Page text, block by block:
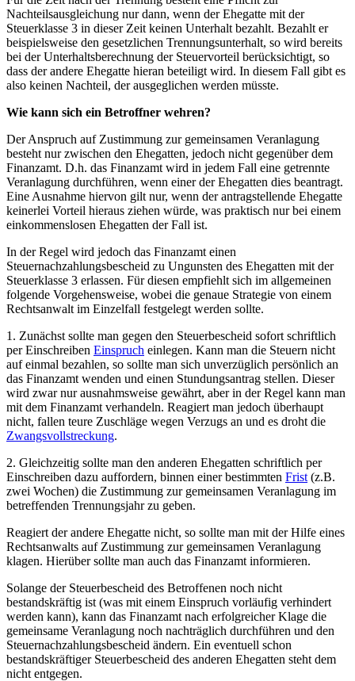
Nachteilsausgleichung nur dann, wenn der Ehegatte mit der
Steuerklasse 3 in dieser Zeit keinen Unterhalt bezahlt. Bezahlt er
beispielsweise den gesetzlichen Trennungsunterhalt, so wird bereits
bei der Unterhaltsberechnung der Steuervorteil berücksichtigt, so
dass der andere Ehegatte hieran beteiligt wird. In diesem Fall gibt es
also keinen Nachteil, der ausgeglichen werden müsste.
Wie kann sich ein Betroffner wehren?
Der Anspruch auf Zustimmung zur gemeinsamen Veranlagung
besteht nur zwischen den Ehegatten, jedoch nicht gegenüber dem
Finanzamt. D.h. das Finanzamt wird in jedem Fall eine getrennte
Veranlagung durchführen, wenn einer der Ehegatten dies beantragt.
Eine Ausnahme hiervon gilt nur, wenn der antragstellende Ehegatte
keinerlei Vorteil hieraus ziehen würde, was praktisch nur bei einem
einkommenslosen Ehegatten der Fall ist.
In der Regel wird jedoch das Finanzamt einen
Steuernachzahlungsbescheid zu Ungunsten des Ehegatten mit der
Steuerklasse 3 erlassen. Für diesen empfiehlt sich im allgemeinen
folgende Vorgehensweise, wobei die genaue Strategie von einem
Rechtsanwalt im Einzelfall festgelegt werden sollte.
1. Zunächst sollte man gegen den Steuerbescheid sofort schriftlich
per Einschreiben Einspruch einlegen. Kann man die Steuern nicht
auf einmal bezahlen, so sollte man sich unverzüglich persönlich an
das Finanzamt wenden und einen Stundungsantrag stellen. Dieser
wird zwar nur ausnahmsweise gewährt, aber in der Regel kann man
mit dem Finanzamt verhandeln. Reagiert man jedoch überhaupt
nicht, fallen teure Zuschläge wegen Verzugs an und es droht die
Zwangsvollstreckung.
2. Gleichzeitig sollte man den anderen Ehegatten schriftlich per
Einschreiben dazu auffordern, binnen einer bestimmten Frist (z.B.
zwei Wochen) die Zustimmung zur gemeinsamen Veranlagung im
betreffenden Trennungsjahr zu geben.
Reagiert der andere Ehegatte nicht, so sollte man mit der Hilfe eines
Rechtsanwalts auf Zustimmung zur gemeinsamen Veranlagung
klagen. Hierüber sollte man auch das Finanzamt informieren.
Solange der Steuerbescheid des Betroffenen noch nicht
bestandskräftig ist (was mit einem Einspruch vorläufig verhindert
werden kann), kann das Finanzamt nach erfolgreicher Klage die
gemeinsame Veranlagung noch nachträglich durchführen und den
Steuernachzahlungsbescheid ändern. Ein eventuell schon
bestandskräftiger Steuerbescheid des anderen Ehegatten steht dem
nicht entgegen.